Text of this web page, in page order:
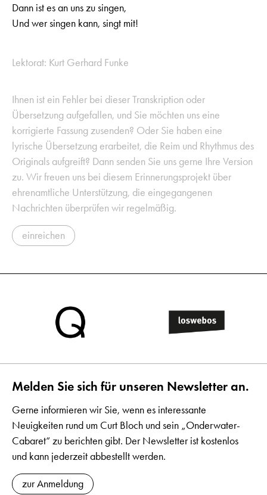
Dann ist es an uns zu singen,
Und wer singen kann, singt mit!
Lektorat: Kurt Gerhard Funke
Ihnen ist ein Fehler bei dieser Transkription oder
Übersetzung aufgefallen, und Sie möchten uns eine
korrigierte Fassung zusenden? Oder Sie haben eine
lyrische Übersetzung erarbeitet, die Reim und Rhythmus des
Originals aufgreift? Dann senden Sie uns gerne Ihre Version
zu. Wir freuen uns bei diesem Erinnerungsprojekt über
ehrenamtliche Unterstützung, die eingegangenen
Nachrichten überprüfen wir regelmäßig.
einreichen
Melden Sie sich für unseren Newsletter an.
Gerne informieren wir Sie, wenn es interessante
Neuigkeiten rund um Curt Bloch und sein „Onderwater-
Cabaret“ zu berichten gibt. Der Newsletter ist kostenlos
und kann jederzeit abbestellt werden.
zur Anmeldung